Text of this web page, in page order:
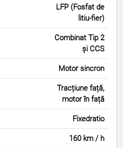
LFP (Fosfat de
litiu-fier)
Combinat Tip 2
și CCS
Motor sincron
Tracțiune față,
motor în față
Fixedratio
160 km / h